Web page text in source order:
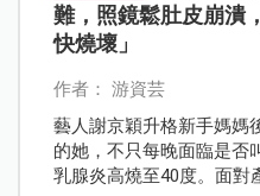
難，照鏡鬆肚皮崩潰
快燒壞」
作者： 游資芸
藝人謝京穎升格新手媽媽
的她，不只每晚面臨是否
乳腺炎高燒至40度。面對